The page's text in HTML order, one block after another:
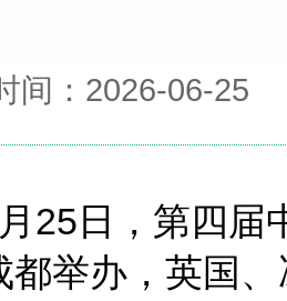
间：2026-06-25
日，第四届
都举办，英国